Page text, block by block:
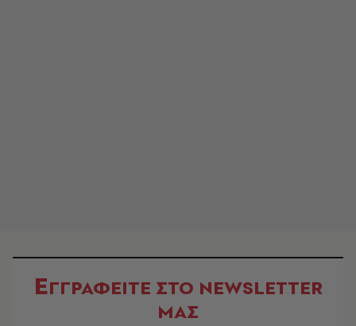
ΕΓΓΡΑΦΕΙΤΕ ΣΤΟ NEWSLETTER
ΜΑΣ